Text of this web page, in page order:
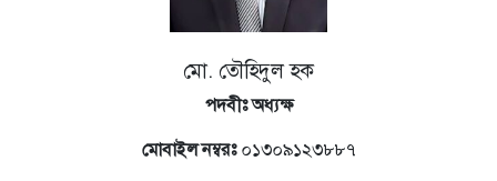
মো. তৌহিদুল হক
পদবীঃ অধ্যক্ষ
মোবাইল নম্বরঃ০১৩০৯১২৩৮৮৭